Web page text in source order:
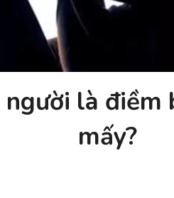
là điềm
mấy?